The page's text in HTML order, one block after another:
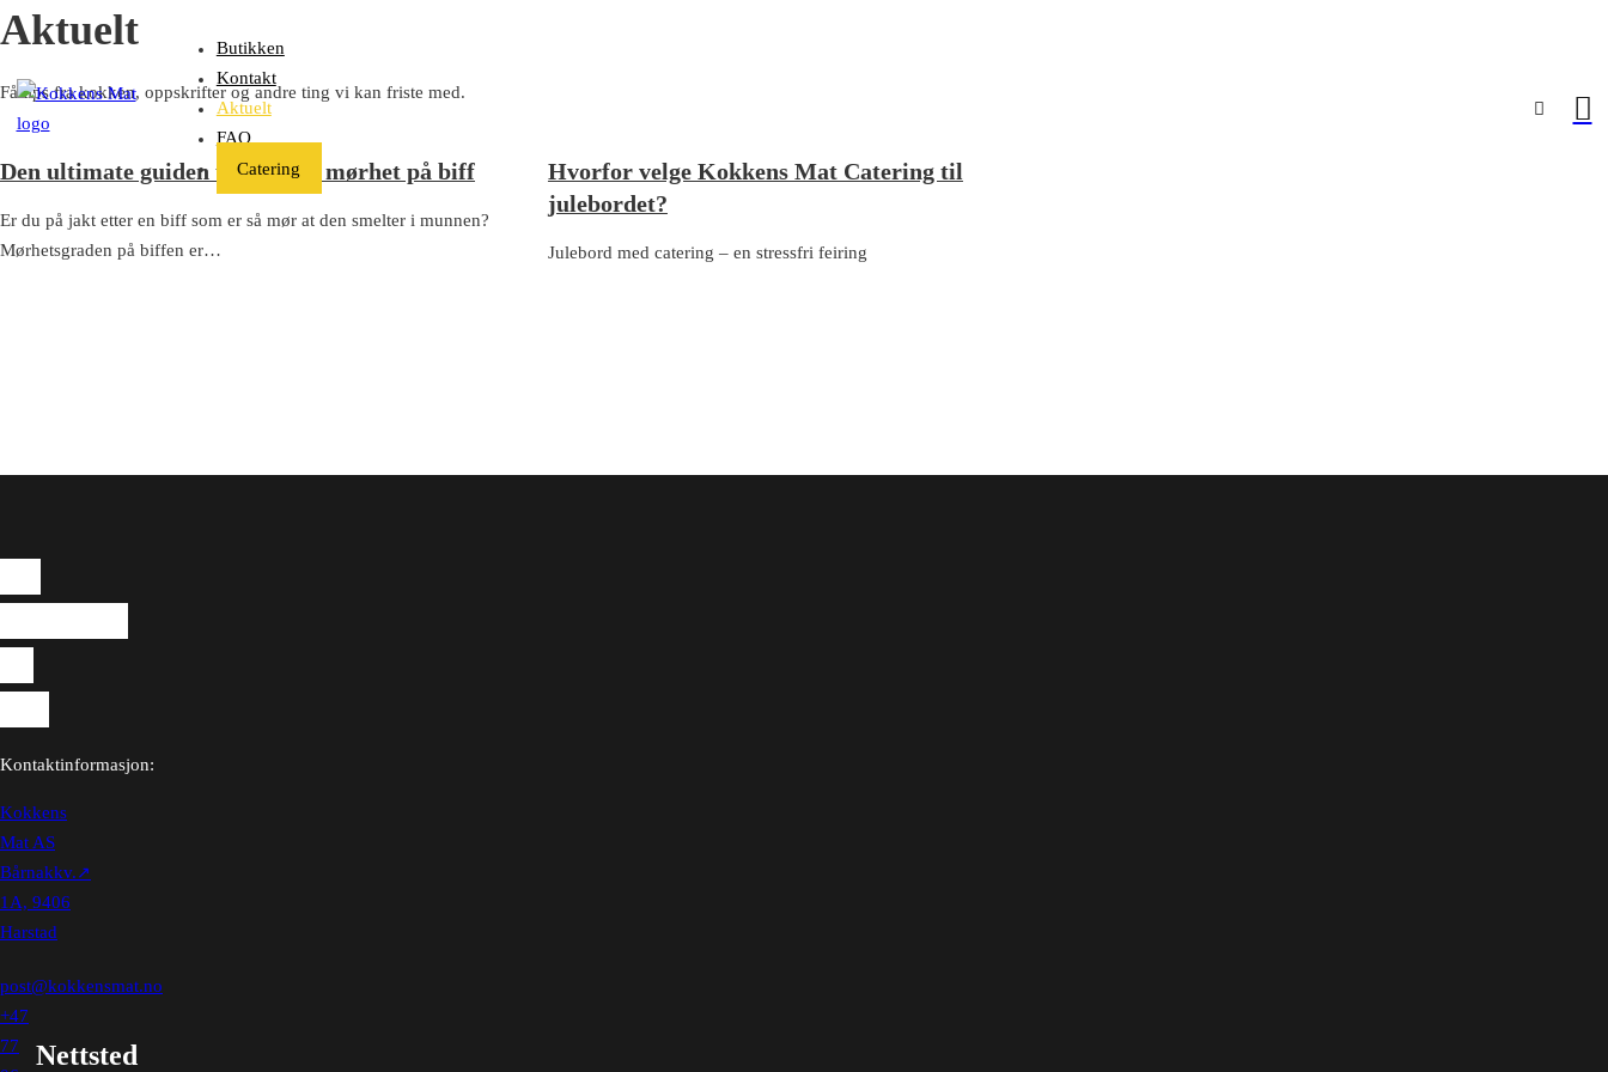
Hopp til hovedinnhold
Hopp til bunntekst
Butikken
Kontakt
Aktuelt
FAQ
Catering
Aktuelt
Få tips fra kokken, oppskrifter og andre ting vi kan friste med.
Den ultimate guiden til perfekt mørhet på biff
Er du på jakt etter en biff som er så mør at den smelter i munnen?
Mørhetsgraden på biffen er…
Hvorfor velge Kokkens Mat Catering til
julebordet?
Julebord med catering – en stressfri feiring
Kontaktinformasjon:
Kokkens
Mat AS
Bårnakkv.
1A, 9406
Harstad
post@kokkensmat.no
+47
77
Nettsted